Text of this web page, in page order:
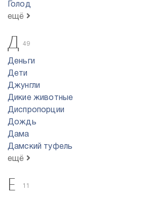
Голод
ещё
Д 49
Деньги
Дети
Джунгли
Дикие животные
Диспропорции
Дождь
Дама
Дамский туфель
ещё
Е 11